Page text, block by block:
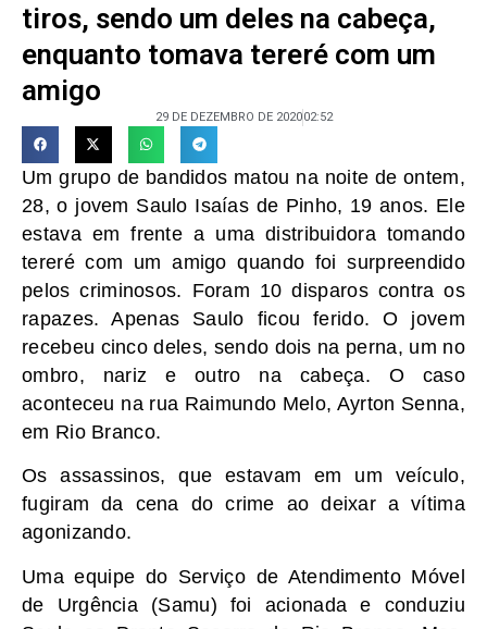
tiros, sendo um deles na cabeça,
enquanto tomava tereré com um
amigo
29 DE DEZEMBRO DE 202002:52
Um grupo de bandidos matou na noite de ontem,
28, o jovem Saulo Isaías de Pinho, 19 anos. Ele
estava em frente a uma distribuidora tomando
tereré com um amigo quando foi surpreendido
pelos criminosos. Foram 10 disparos contra os
rapazes. Apenas Saulo ficou ferido. O jovem
recebeu cinco deles, sendo dois na perna, um no
ombro, nariz e outro na cabeça. O caso
aconteceu na rua Raimundo Melo, Ayrton Senna,
em Rio Branco.
Os assassinos, que estavam em um veículo,
fugiram da cena do crime ao deixar a vítima
agonizando.
Uma equipe do Serviço de Atendimento Móvel
de Urgência (Samu) foi acionada e conduziu